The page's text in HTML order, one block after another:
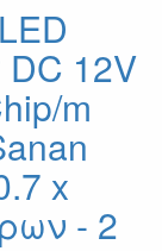
DC 12V
m
x
- 2